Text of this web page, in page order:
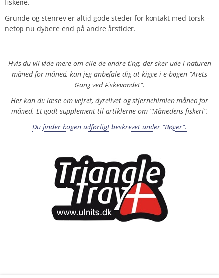
fiskene.
Grunde og stenrev er altid gode steder for kontakt med torsk –
netop nu dybere end på andre årstider.
Hvis du vil vide mere om alle de andre ting, der sker ude i naturen
måned for måned, kan jeg anbefale dig at kigge i e-bogen “Årets
Gang ved Fiskevandet”.
Her kan du læse om vejret, dyrelivet og stjernehimlen måned for
måned. Et godt supplement til artiklerne om “Månedens fiskeri”.
Du finder bogen udførligt beskrevet under “Bøger”.